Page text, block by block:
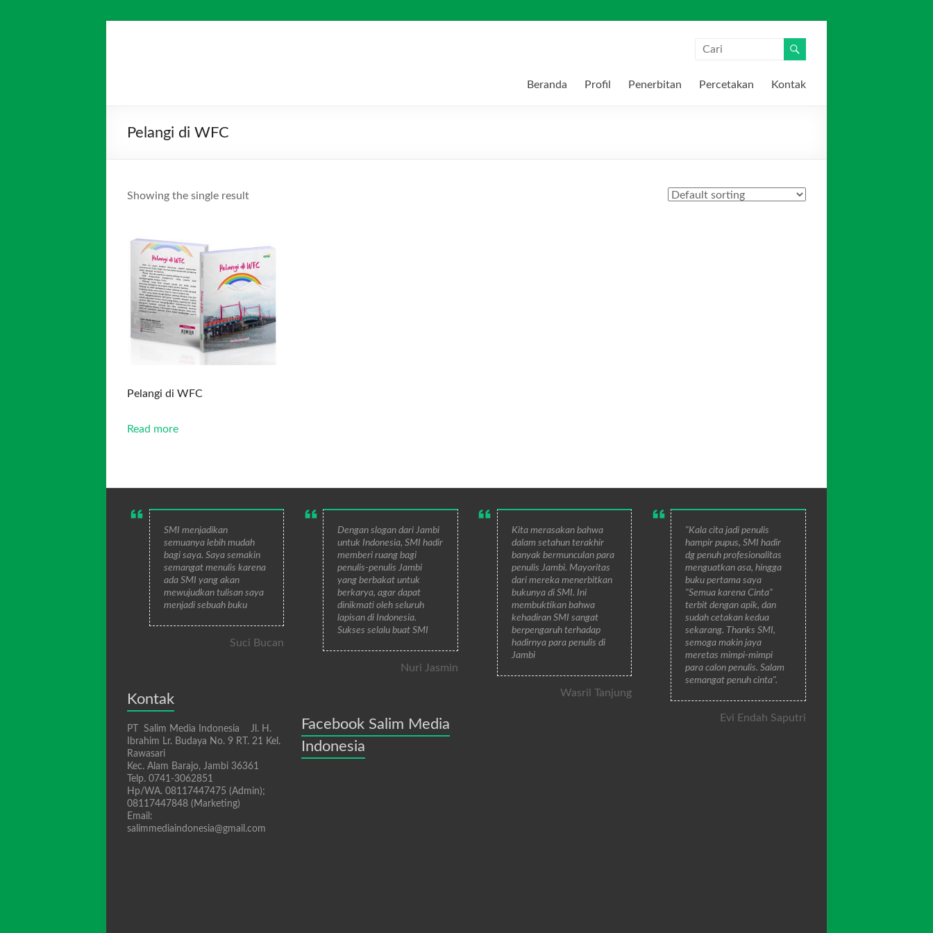
Beranda Profil Penerbitan Percetakan Kontak
Pelangi di WFC
Showing the single result
Pelangi di WFC
Read more
SMI menjadikan
semuanya lebih mudah
bagi saya. Saya semakin
semangat menulis karena
ada SMI yang akan
mewujudkan tulisan saya
menjadi sebuah buku
Suci Bucan
Kontak
PT Salim Media Indonesia Jl. H.
Ibrahim Lr. Budaya No. 9 RT. 21 Kel.
Rawasari
Kec. Alam Barajo, Jambi 36361
Telp. 0741-3062851
Hp/WA. 08117447475 (Admin);
08117447848 (Marketing)
Email:
salimmediaindonesia@gmail.com
Dengan slogan dari Jambi
untuk Indonesia, SMI hadir
memberi ruang bagi
penulis-penulis Jambi
yang berbakat untuk
berkarya, agar dapat
dinikmati oleh seluruh
lapisan di Indonesia.
Sukses selalu buat SMI
Nuri Jasmin
Facebook Salim Media
Indonesia
Kita merasakan bahwa
dalam setahun terakhir
banyak bermunculan para
penulis Jambi. Mayoritas
dari mereka menerbitkan
bukunya di SMI. Ini
membuktikan bahwa
kehadiran SMI sangat
berpengaruh terhadap
hadirnya para penulis di
Jambi
Wasril Tanjung
"Kala cita jadi penulis
hampir pupus, SMI hadir
dg penuh profesionalitas
menguatkan asa, hingga
buku pertama saya
"Semua karena Cinta"
terbit dengan apik, dan
sudah cetakan kedua
sekarang. Thanks SMI,
semoga makin jaya
meretas mimpi-mimpi
para calon penulis. Salam
semangat penuh cinta".
Evi Endah Saputri